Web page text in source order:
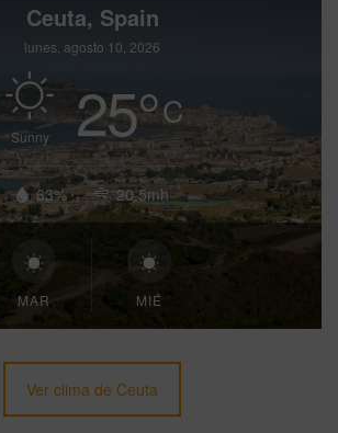
Ceuta, Spain
lunes, agosto 10, 2026
Sunny 25°C
63% 20.5mh
MAR MIÉ
Ver clima de Ceuta